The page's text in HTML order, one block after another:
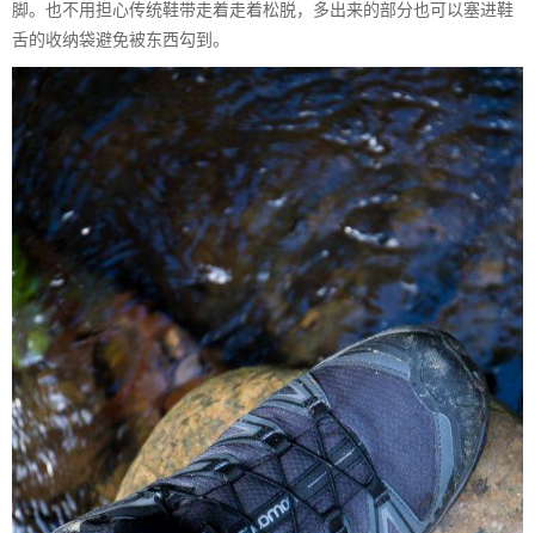
脚。也不用担心传统鞋带走着走着松脱，多出来的部分也可以塞进鞋
舌的收纳袋避免被东西勾到。